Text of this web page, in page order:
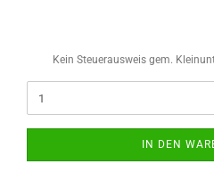
Kein Steuerausweis gem.
IN DEN